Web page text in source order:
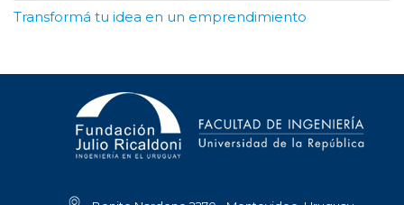
Transformá tu idea en un emprendimiento